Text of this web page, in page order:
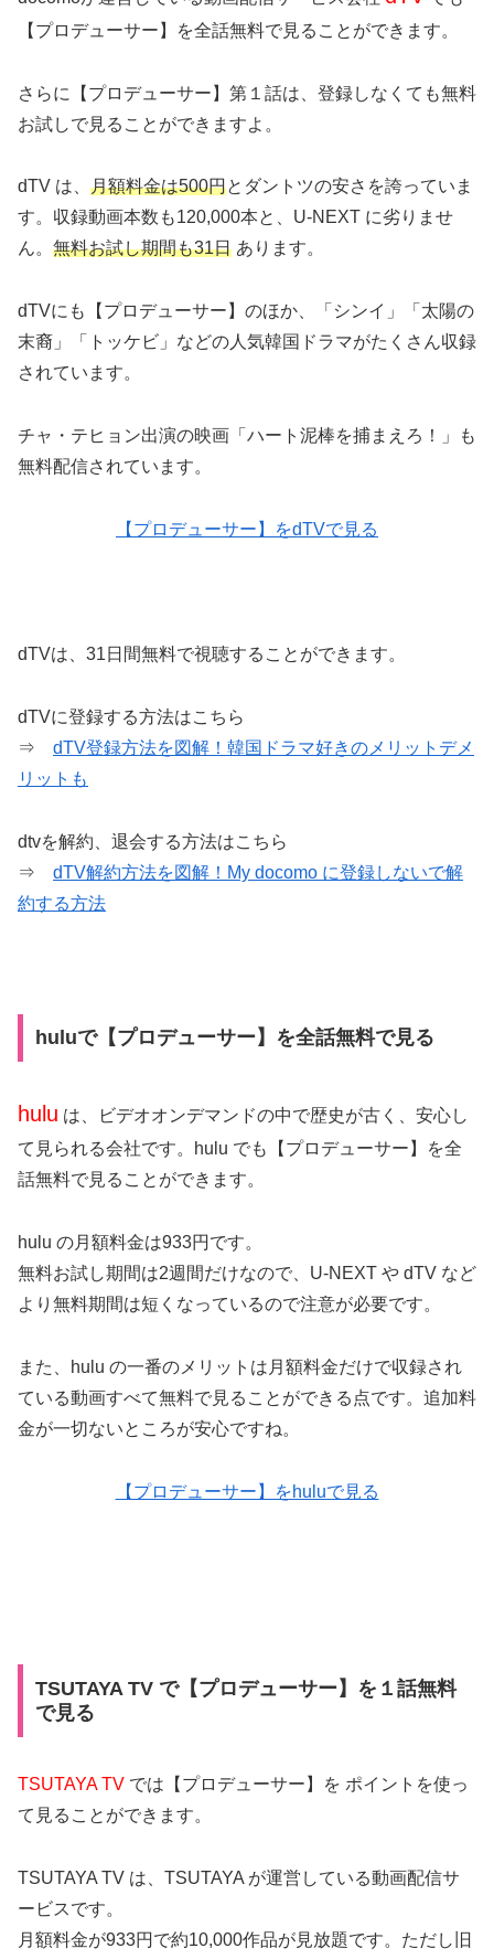
【プロデューサー】を全話無料で見ることができます。
さらに【プロデューサー】第１話は、登録しなくても無料
お試しで見ることができますよ。
dTV は、 月額料金は500円とダントツの安さを誇っていま
す。収録動画本数も120,000本と、U-NEXT に劣りませ
ん。 無料お試し期間も31日 あります。
dTVにも【プロデューサー】のほか、「シンイ」「太陽の
末裔」「トッケビ」などの人気韓国ドラマがたくさん収録
されています。
チャ・テヒョン出演の映画 「ハート泥棒を捕まえろ！」
も
無料配信されています。
【プロデューサー】をdTVで見る
dTVは、31日間無料で視聴することができます。
dTVに登録する方法はこちら
⇒ dTV登録方法を図解！韓国ドラマ好きのメリットデメ
リットも
dtvを解約、退会する方法はこちら
⇒ dTV解約方法を図解！My docomo に登録しないで解
約する方法
huluで【プロデューサー】を全話無料で見る
hulu は、ビデオオンデマンドの中で歴史が古く、安心し
て見られる会社です。hulu でも【プロデューサー】を全
話無料で見ることができます。
hulu の月額料金は933円です。
無料お試し期間は2週間だけなので、U-NEXT や dTV など
より無料期間は短くなっているので注意が必要です。
また、hulu の一番のメリットは月額料金だけで収録され
ている動画すべて無料で見ることができる点です。追加料
金が一切ないところが安心ですね。
【プロデューサー】をhuluで見る
TSUTAYA TV で【プロデューサー】を１話無料
で見る
TSUTAYA TV では【プロデューサー】を ポイントを使っ
て見ることができます。
TSUTAYA TV は、TSUTAYA が運営している動画配信サ
ービスです。
月額料金が933円で約10,000作品が見放題です。ただし旧